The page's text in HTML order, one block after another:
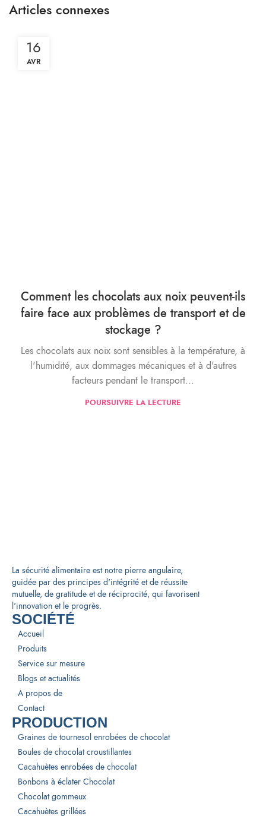
Articles connexes
16
AVR
Comment les chocolats aux noix peuvent-ils
faire face aux problèmes de transport et de
stockage ?
Les chocolats aux noix sont sensibles à la température, à
l'humidité, aux dommages mécaniques et à d'autres
facteurs pendant le transport...
POURSUIVRE LA LECTURE
La sécurité alimentaire est notre pierre angulaire,
guidée par des principes d'intégrité et de réussite
mutuelle, de gratitude et de réciprocité, qui favorisent
l'innovation et le progrès.
SOCIÉTÉ
Accueil
Produits
Service sur mesure
Blogs et actualités
A propos de
Contact
PRODUCTION
Graines de tournesol enrobées de chocolat
Boules de chocolat croustillantes
Cacahuètes enrobées de chocolat
Bonbons à éclater Chocolat
Chocolat gommeux
Cacahuètes grillées